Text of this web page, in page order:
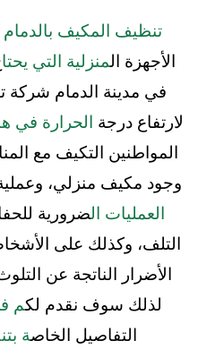
تنظيف المكيف بالدمام
الأجهزة المنزلية التي يحتا
في مدينة الدمام
لارتفاع درجة الحرارة في
المواطنين التكيف مع
وجود مكيف منزلي،
العمليات الضرورية
التلف، وكذلك على
الأضرار الناتجة عن
لذلك سوف نقدم لكم
التفاصيل الخاصة